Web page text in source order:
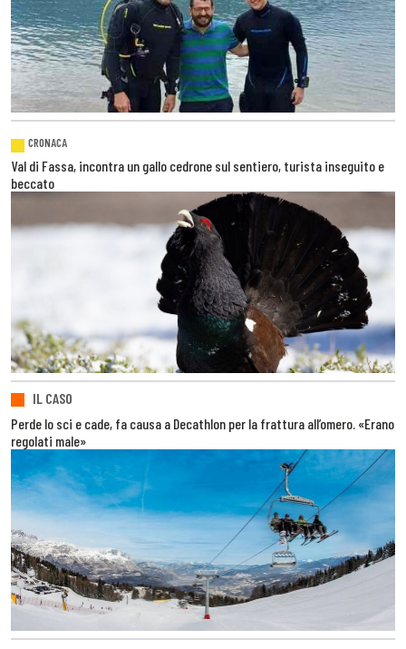
CRONACA
Val di Fassa, incontra un gallo cedrone sul sentiero, turista inseguito e
beccato
IL CASO
Perde lo sci e cade, fa causa a Decathlon per la frattura all’omero. «Erano
regolati male»